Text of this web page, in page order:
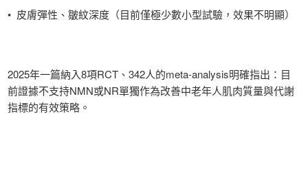
• 皮膚彈性、皺紋深度（目前僅極少數小型試驗，效果不明顯）
2025年一篇納入8項RCT、342人的meta-analysis明確指出：目
前證據不支持NMN或NR單獨作為改善中老年人肌肉質量與代謝
指標的有效策略。